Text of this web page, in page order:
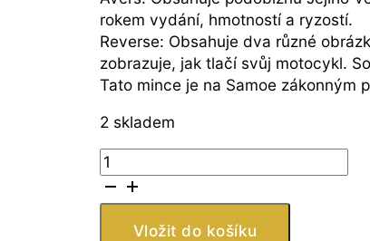
rokem vydání, hmotností a ryzostí.
Reverse: Obsahuje dva různé
zobrazuje, jak tlačí svůj motocykl.
Tato mince je na Samoe zákonným
2 skladem
Stříbrná
mince
Steve
McQueen:
Vložit do košíku